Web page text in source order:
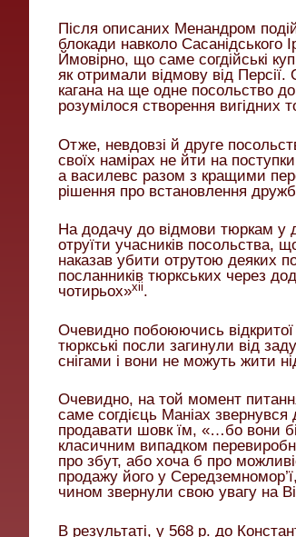
Після описаних Менандром
блокади навколо
Ймовірно, що саме согдійські
як отримали відмову від
кагана на ще одне посольство
розумілося створення вигідних
Отже, невдовзі й друге
своїх намірах не йти на
а василевс разом з кращими
рішення про встановлення
На додачу до відмови тюркам у
отруїти учасників посольства,
наказав убити отрутою деяких
посланників тюркських через
чотирьох»xii.
Очевидно побоюючись
тюркські посли загинули від
снігами і вони не можуть жити
Очевидно, на той момент
саме согдієць Маніах звернувся
продавати шовк їм, «…бо вони
класичним випадком
про збут, або хоча б про
продажу його у
чином звернули свою увагу на
В результаті, у 568 р. до